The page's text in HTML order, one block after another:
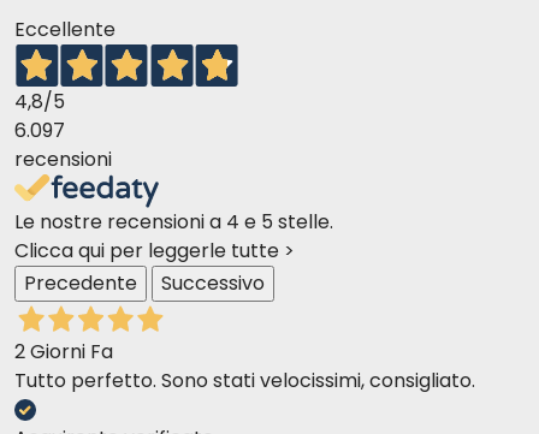
Eccellente
4,8/5
6.097
recensioni
Le nostre recensioni a 4 e 5 stelle.
Clicca qui per leggerle tutte >
Precedente
Successivo
2 Giorni Fa
Tutto perfetto. Sono stati velocissimi, consigliato.